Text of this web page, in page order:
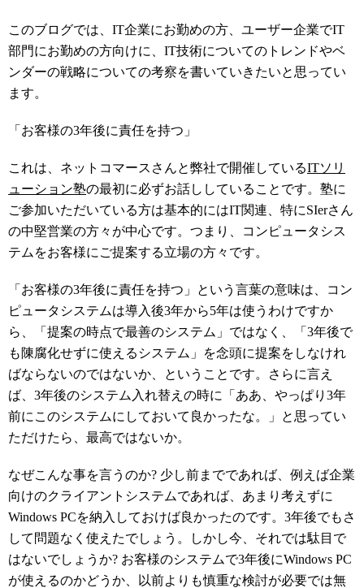
このブログでは、IT企業にお勤めの方、ユーザー企業でIT
部門にお勤めの方向けに、IT技術についてのトレンドやベ
ンダーの戦略についての考察を書いていきたいと思ってい
ます。
「お客様の3年後に責任を持つ」
これは、ネットコマースさんと弊社で開催しているITソリ
ューション塾の最初に必ずお話ししていることです。塾に
ご参加いただいている方は基本的にはIT関連、特にSIerさん
の中堅営業の方々が中心です。つまり、コンピュータシス
テムをお客様にご提案する立場の方々です。
「お客様の3年後に責任を持つ」という言葉の意味は、コン
ピュータシステムは導入後3年から5年は使うわけですか
ら、「提案の時点で最善のシステム」ではなく、「3年後で
も陳腐化せずに使えるシステム」を念頭に提案をしなけれ
ばならないのではないか、ということです。さらに言え
ば、3年後のシステム入れ替えの時に「ああ、やっぱり3年
前にこのシステムにしておいて良かったな。」と思ってい
ただけたら、最高ではないか。
なぜこんな事を言うのか? 少し前までであれば、例えば企業
向けのクライアントシステムであれば、あまり考えずに
Windows PCを納入しておけば良かったのです。3年後でもさ
して問題なく使えたでしょう。しかし今、それでは駄目で
はないでしょうか? お客様のシステムで3年後にWindows PC
が使えるのかどうか、以前よりも慎重な検討が必要では無